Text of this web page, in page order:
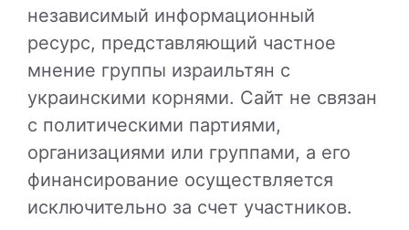
независимый информационный
ресурс, представляющий частное
мнение группы израильтян с
украинскими корнями. Сайт не связан
с политическими партиями,
организациями или группами, а его
финансирование осуществляется
исключительно за счет участников.